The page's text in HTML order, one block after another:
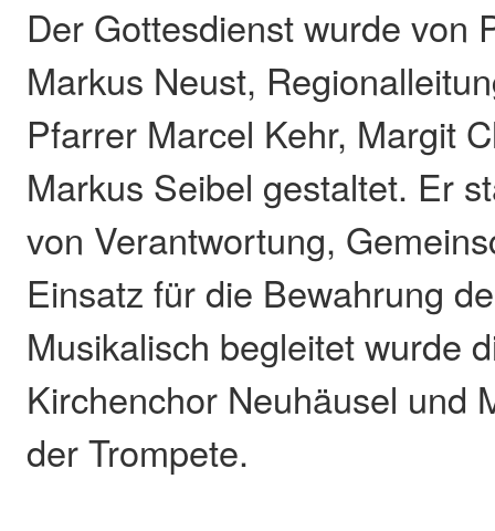
Der Gottesdienst wurde von
Markus Neust,
Pfarrer Marcel Kehr, Margit
Markus Seibel gestaltet. Er
von Verantwortung,
Einsatz für die Bewahrung
Musikalisch begleitet wurde
Kirchenchor Neuhäusel und
der Trompete.